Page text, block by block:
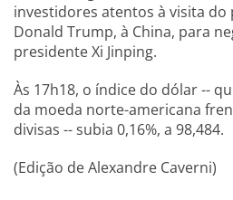
investidores atentos à visita do
Donald Trump, à China, para
presidente Xi Jinping.
Às 17h18, o índice do dólar --
da moeda norte-americana
divisas -- subia 0,16%, a 98,484.
(Edição de Alexandre Caverni)